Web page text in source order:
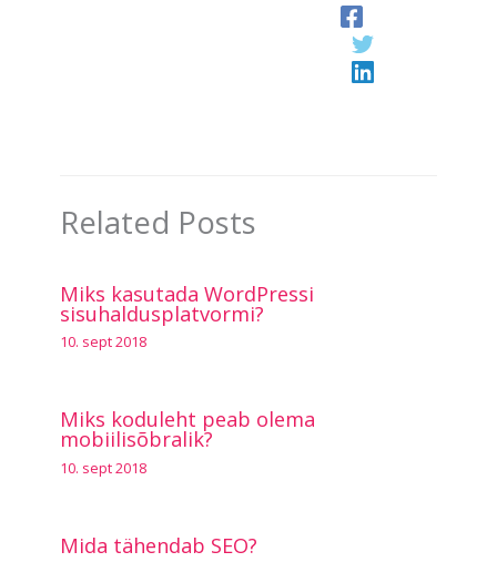
Related Posts
Miks kasutada WordPressi
sisuhaldusplatvormi?
10. sept 2018
Miks koduleht peab olema
mobiilisõbralik?
10. sept 2018
Mida tähendab SEO?